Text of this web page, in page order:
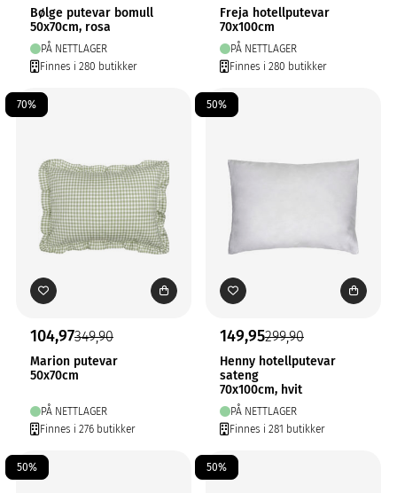
Bølge putevar bomull
50x70cm, rosa
PÅ NETTLAGER
Finnes i 280 butikker
Freja hotellputevar
70x100cm
PÅ NETTLAGER
Finnes i 280 butikker
70%
104,97349,90
Marion putevar
50x70cm
PÅ NETTLAGER
Finnes i 276 butikker
50%
149,95299,90
Henny hotellputevar
sateng
70x100cm, hvit
PÅ NETTLAGER
Finnes i 281 butikker
50% 50%